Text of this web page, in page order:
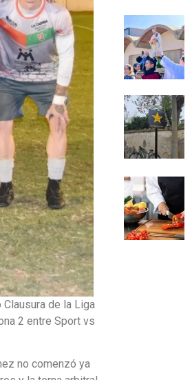
de la Liga
2 entre Sport vs
no comenzó ya